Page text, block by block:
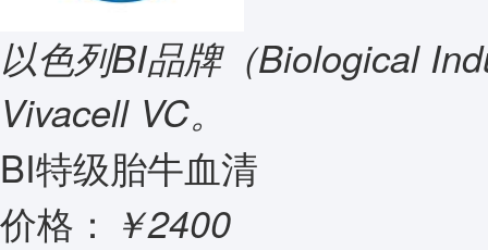
以色列BI品牌（Biological
Vivacell VC。
BI特级胎牛血清
价格： ￥2400